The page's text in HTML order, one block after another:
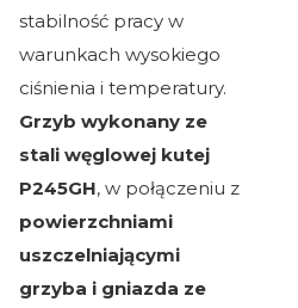
stabilność pracy w
warunkach wysokiego
ciśnienia i temperatury.
Grzyb wykonany ze
stali węglowej kutej
P245GH, w połączeniu z
powierzchniami
uszczelniającymi
grzyba i gniazda ze